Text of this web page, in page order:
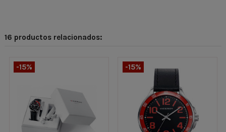
16 productos relacionados:
-15% -15%